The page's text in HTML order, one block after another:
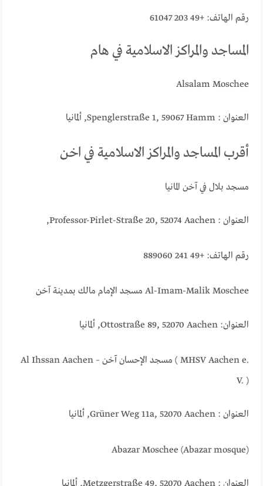
رقم الهاتف: +49 203 61047
المساجد والمراكز الاسلامية في هام
Alsalam Moschee
العنوان : Spenglerstraße 1, 59067 Hamm, ألمانيا
أقرب المساجد والمراكز الاسلامية في اخن
مسجد بلال في آخن المانيا
العنوان : Professor-Pirlet-Straße 20, 52074 Aachen,
رقم الهاتف: +49 241 889060
Al-Imam-Malik Moschee مسجد الإمام مالك بمدينة آخن
العنوان: Ottostraße 89, 52070 Aachen, ألمانيا
Al Ihssan Aachen – مسجد الإحسان آخن ( MHSV Aachen e.
V. )
العنوان : Grüner Weg 11a, 52070 Aachen, ألمانيا
Abazar Moschee (Abazar mosque)
العنوان : Metzgerstraße 49, 52070 Aachen, ألمانيا